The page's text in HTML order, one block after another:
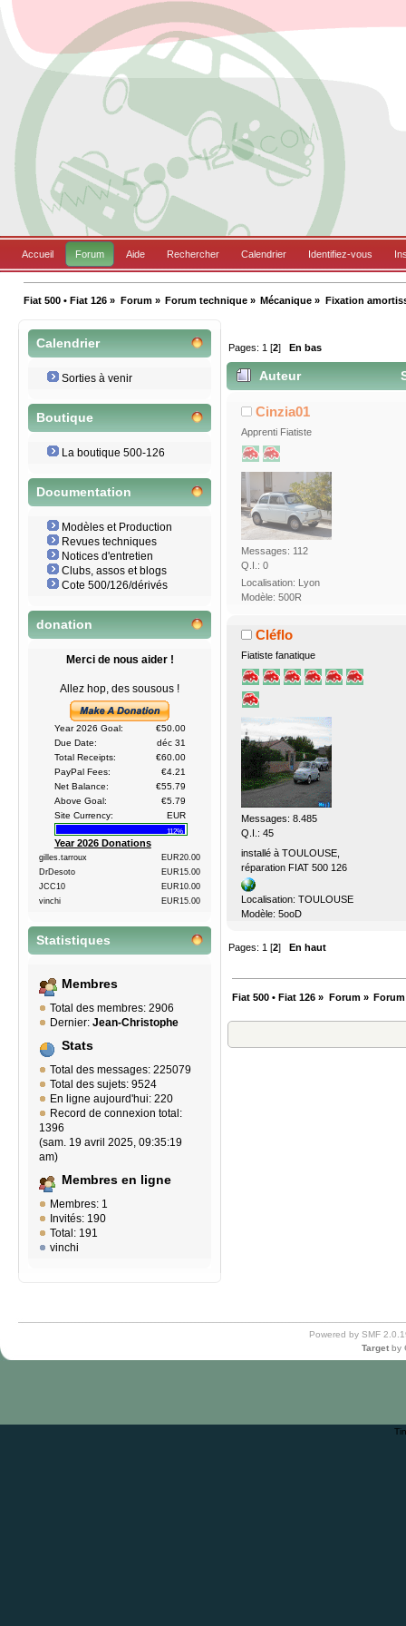
Accueil Forum Aide Rechercher Calendrier Identifiez-vous
Fiat 500 • Fiat 126 » Forum» Forum technique» Mécanique » Fixation
Calendrier
Sorties à venir
Boutique
La boutique 500-126
Documentation
Modèles et Production
Revues techniques
Notices d'entretien
Clubs, assos et blogs
Cote 500/126/dérivés
donation
Merci de nous aider !
Allez hop, des sousous !
Year 2026 Goal:
€50.00
Due Date:
déc 31
Total Receipts:
€60.00
PayPal Fees:
€4.21
Net Balance:
€55.79
Above Goal:
€5.79
Site Currency:
EUR
112%
Year 2026 Donations
gilles.tarroux
EUR20.00
DrDesoto
EUR15.00
JCC10
EUR10.00
vinchi
EUR15.00
Statistiques
Membres
Total des membres: 2906
Dernier: Jean-Christophe
Stats
Total des messages: 225079
Total des sujets: 9524
En ligne aujourd'hui: 220
Record de connexion total:
1396
(sam. 19 avril 2025, 09:35:19
am)
Membres en ligne
Membres: 1
Invités: 190
Total: 191
vinchi
Pages: 1 [2] En bas
Auteur
Cinzia01
Apprenti Fiatiste
Messages: 112
Q.I.: 0
Localisation: Lyon
Modèle: 500R
Cléflo
Fiatiste fanatique
Messages: 8.485
Q.I.: 45
installé à TOULOUSE,
réparation FIAT 500 126
Localisation: TOULOUSE
Modèle: 5ooD
Pages: 1 [2]En haut
Fiat 500 • Fiat 126 » Forum»
Powered by SMF
Target by